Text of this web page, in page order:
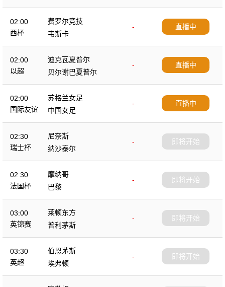
02:00
西杯
费罗尔竞技
-
韦斯卡
直播中
02:00
以超
迪克瓦夏普尔
-
贝尔谢巴夏普尔
直播中
02:00
国际友谊
苏格兰女足
-
中国女足
直播中
02:30
瑞士杯
尼奈斯
-
纳沙泰尔
即将开始
02:30
法国杯
摩纳哥
-
巴黎
即将开始
03:00
英锦赛
莱顿东方
-
普利茅斯
即将开始
03:30
英超
伯恩茅斯
-
埃弗顿
即将开始